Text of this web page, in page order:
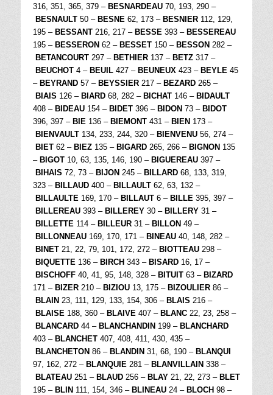
316, 351, 365, 379 – BESNARDEAU 70, 193, 290 –
BESNAULT 50 – BESNE 62, 173 – BESNIER 112, 129,
195 – BESSANT 216, 217 – BESSE 393 – BESSEREAU
195 – BESSERON 62 – BESSET 150 – BESSON 282 –
BETANCOURT 297 – BETHIER 137 – BETZ 317 –
BEUCHOT 4 – BEUIL 427 – BEUNEUX 423 – BEYLE 45
– BEYRAND 57 – BEYSSIER 217 – BEZARD 265 –
BIAIS 126 – BIARD 68, 282 – BICHAT 146 – BIDAULT
408 – BIDEAU 154 – BIDET 396 – BIDON 73 – BIDOT
396, 397 – BIE 136 – BIEMONT 431 – BIEN 173 –
BIENVAULT 134, 233, 244, 320 – BIENVENU 56, 274 –
BIET 62 – BIEZ 135 – BIGARD 265, 266 – BIGNON 135
– BIGOT 10, 63, 135, 146, 190 – BIGUEREAU 397 –
BIHAIS 72, 73 – BIJON 245 – BILLARD 68, 133, 319,
323 – BILLAUD 400 – BILLAULT 62, 63, 132 –
BILLAULTE 169, 170 – BILLAUT 6 – BILLE 395, 397 –
BILLEREAU 393 – BILLEREY 30 – BILLERY 31 –
BILLETTE 114 – BILLEUR 31 – BILLON 49 –
BILLONNEAU 169, 170, 171 – BINEAU 40, 148, 282 –
BINET 21, 22, 79, 101, 172, 272 – BIOTTEAU 298 –
BIQUETTE 136 – BIRCH 343 – BISARD 16, 17 –
BISCHOFF 40, 41, 95, 148, 328 – BITUIT 63 – BIZARD
171 – BIZER 210 – BIZIOU 13, 175 – BIZOULIER 86 –
BLAIN 23, 111, 129, 133, 154, 306 – BLAIS 216 –
BLAISE 188, 360 – BLAIVE 407 – BLANC 22, 23, 258 –
BLANCARD 44 – BLANCHANDIN 199 – BLANCHARD
403 – BLANCHET 407, 408, 411, 430, 435 –
BLANCHETON 86 – BLANDIN 31, 68, 190 – BLANQUI
97, 162, 272 – BLANQUIE 281 – BLANVILLAIN 338 –
BLATEAU 251 – BLAUD 256 – BLAY 21, 22, 273 – BLET
195 – BLIN 111, 154, 346 – BLINEAU 24 – BLOCH 98 –